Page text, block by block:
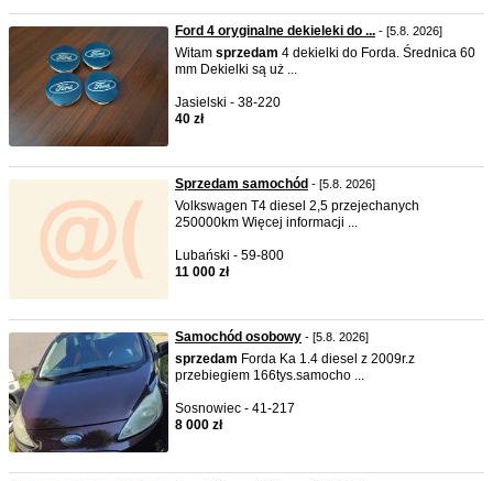
Ford 4 oryginalne dekieleki do ... - [5.8. 2026]
Witam sprzedam 4 dekielki do Forda. Średnica 60
mm Dekielki są uż ...
Jasielski - 38-220
40 zł
Sprzedam samochód - [5.8. 2026]
Volkswagen T4 diesel 2,5 przejechanych
250000km Więcej informacji ...
Lubański - 59-800
11 000 zł
Samochód osobowy - [5.8. 2026]
sprzedam Forda Ka 1.4 diesel z 2009r.z
przebiegiem 166tys.samocho ...
Sosnowiec - 41-217
8 000 zł